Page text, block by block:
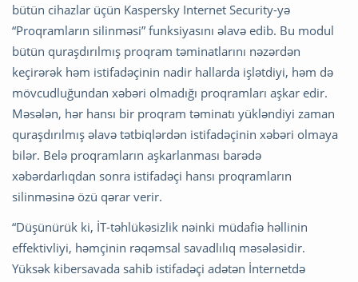
bütün cihazlar üçün Kaspersky Internet Security-yə
“Proqramların silinməsi” funksiyasını əlavə edib. Bu modul
bütün quraşdırılmış proqram təminatlarını nəzərdən
keçirərək həm istifadəçinin nadir hallarda işlətdiyi, həm də
mövcudluğundan xəbəri olmadığı proqramları aşkar edir.
Məsələn, hər hansı bir proqram təminatı yükləndiyi zaman
quraşdırılmış əlavə tətbiqlərdən istifadəçinin xəbəri olmaya
bilər. Belə proqramların aşkarlanması barədə
xəbərdarlıqdan sonra istifadəçi hansı proqramların
silinməsinə özü qərar verir.
“Düşünürük ki, İT-təhlükəsizlik nəinki müdafiə həllinin
effektivliyi, həmçinin rəqəmsal savadlılıq məsələsidir.
Yüksək kibersavada sahib istifadəçi adətən İnternetdə